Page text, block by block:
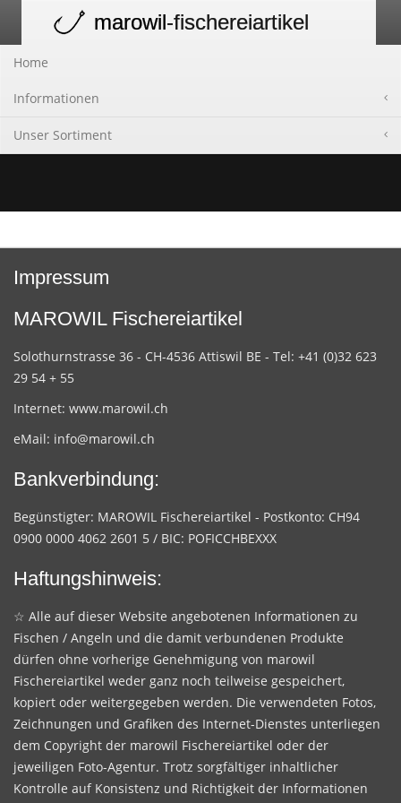
navigation
marowil-fischereiartikel
Home
Informationen
Unser Sortiment
Impressum
MAROWIL Fischereiartikel
Solothurnstrasse 36 - CH-4536 Attiswil BE - Tel: +41 (0)32 623
29 54 + 55
Internet: www.marowil.ch
eMail: info@marowil.ch
Bankverbindung:
Begünstigter: MAROWIL Fischereiartikel - Postkonto: CH94
0900 0000 4062 2601 5 / BIC: POFICCHBEXXX
Haftungshinweis:
☆ Alle auf dieser Website angebotenen Informationen zu
Fischen / Angeln und die damit verbundenen Produkte
dürfen ohne vorherige Genehmigung von marowil
Fischereiartikel weder ganz noch teilweise gespeichert,
kopiert oder weitergegeben werden. Die verwendeten Fotos,
Zeichnungen und Grafiken des Internet-Dienstes unterliegen
dem Copyright der marowil Fischereiartikel oder der
jeweiligen Foto-Agentur. Trotz sorgfältiger inhaltlicher
Kontrolle auf Konsistenz und Richtigkeit der Informationen